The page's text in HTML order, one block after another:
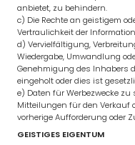
anbietet, zu behindern.
c) Die Rechte an geistigem
Vertraulichkeit der
d) Vervielfältigung,
Wiedergabe, Umwandlung
Genehmigung des Inhabers
eingeholt oder dies ist
e) Daten für Werbezwecke
Mitteilungen für den Verkauf
vorherige Aufforderung oder
GEISTIGES EIGENTUM